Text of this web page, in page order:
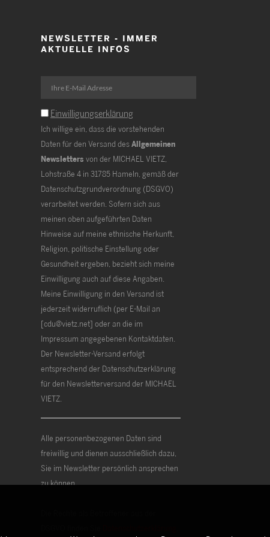
NEWSLETTER - IMMER
AKTUELLE INFOS
Einwilligungserklärung
Ich willige ein, dass die vorstehenden
Daten für den Versand desAllgemeinen
Newsletters von der MICHAEL VIETZ,
Lohstraße 4 in 31785 Hameln, gemäß der
Datenschutzgrundverordnung (DSGVO)
verarbeitet werden. Sofern sich aus
meinen oben aufgeführten Daten
Hinweise auf meine ethnische Herkunft,
Religion, politische Einstellung oder
Gesundheit ergeben, bezieht sich meine
Einwilligung auch auf diese Angaben.
Meine Einwilligung in den Versand ist
jederzeit widerruflich (per E-Mail an
[cdu@vietz.net] oder an die im
Impressum angegebenen Kontaktdaten.
Der Newsletter-Versand erfolgt
entsprechend der Datenschutzerklärung
für den Newsletterversand der MICHAEL
VIETZ.
Alle personenbezogenen Daten sind
freiwillig und dienen ausschließlich dazu,
Sie im Newsletter persönlich ansprechen
zu können.